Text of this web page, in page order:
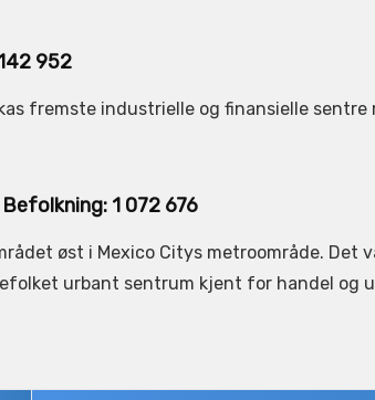
952
fremste industrielle og finansielle
1 072 676
øst i Mexico Citys metroområde. Det
urbant sentrum kjent for handel og